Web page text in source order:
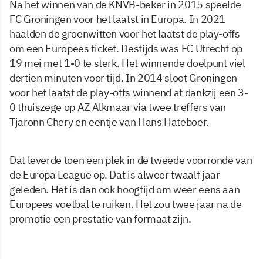
Na het winnen van de KNVB-beker in 2015 speelde
FC Groningen voor het laatst in Europa. In 2021
haalden de groenwitten voor het laatst de play-offs
om een Europees ticket. Destijds was FC Utrecht op
19 mei met 1-0 te sterk. Het winnende doelpunt viel
dertien minuten voor tijd. In 2014 sloot Groningen
voor het laatst de play-offs winnend af dankzij een 3-
0 thuiszege op AZ Alkmaar via twee treffers van
Tjaronn Chery en eentje van Hans Hateboer.
Dat leverde toen een plek in de tweede voorronde van
de Europa League op. Dat is alweer twaalf jaar
geleden. Het is dan ook hoogtijd om weer eens aan
Europees voetbal te ruiken. Het zou twee jaar na de
promotie een prestatie van formaat zijn.